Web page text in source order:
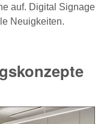
auf. Digital Signage
Neuigkeiten.